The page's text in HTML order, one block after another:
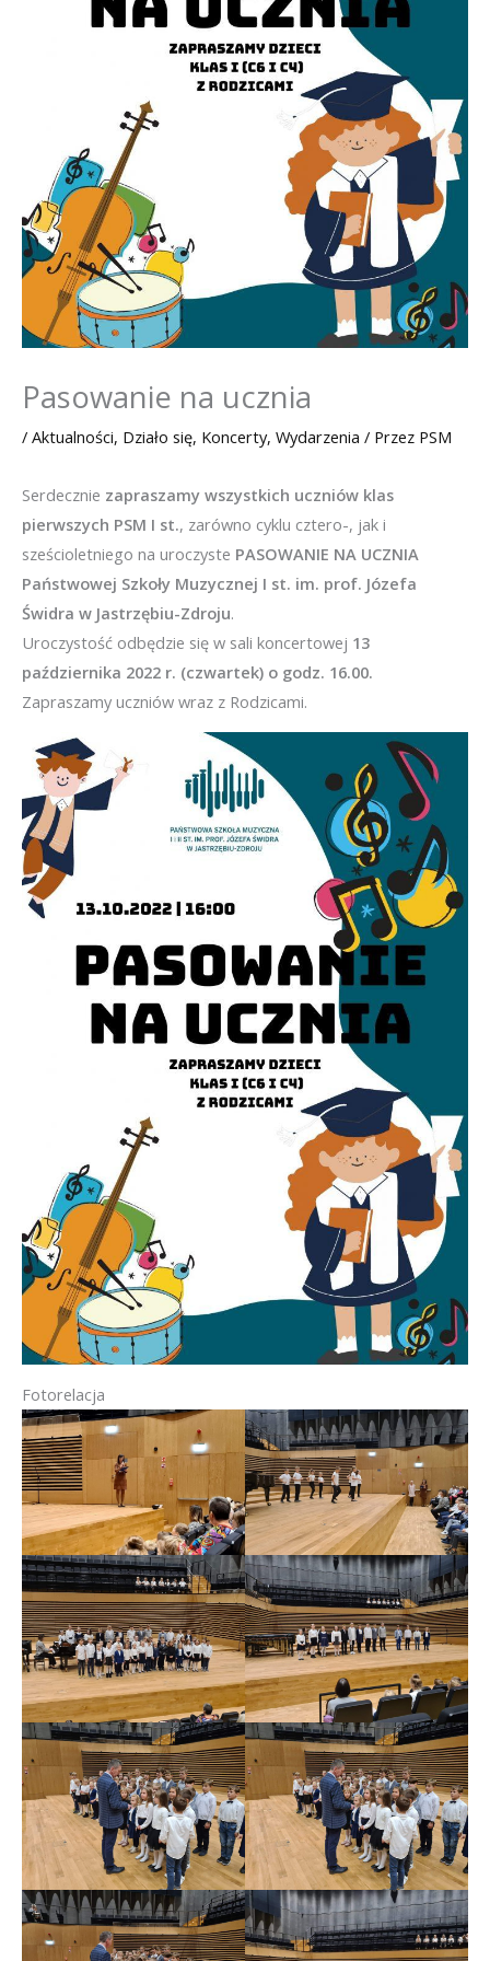
Pasowanie na ucznia
/ Aktualności, Działo się, Koncerty, Wydarzenia / Przez PSM
Serdecznie zapraszamy wszystkich uczniów klas
pierwszych PSM I st., zarówno cyklu cztero-, jak i
sześcioletniego na uroczyste PASOWANIE NA UCZNIA
Państwowej Szkoły Muzycznej I st. im. prof. Józefa
Świdra w Jastrzębiu-Zdroju.
Uroczystość odbędzie się w sali koncertowej 13
października 2022 r. (czwartek) o godz. 16.00.
Zapraszamy uczniów wraz z Rodzicami.
Fotorelacja